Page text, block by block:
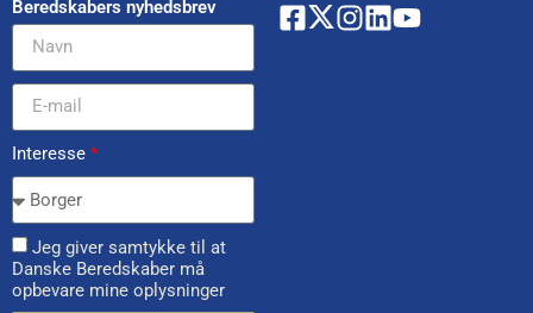
Beredskabers nyhedsbrev
Interesse *
Jeg giver samtykke til at
Danske Beredskaber må
opbevare mine oplysninger